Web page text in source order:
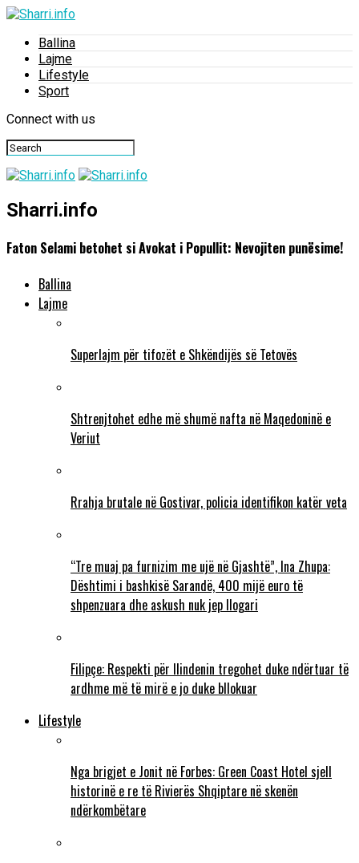
Ballina
Lajme
Lifestyle
Sport
Connect with us
Sharri.info
Faton Selami betohet si Avokat i Popullit: Nevojiten punësime!
Ballina
Lajme
Superlajm për tifozët e Shkëndijës së Tetovës
Shtrenjtohet edhe më shumë nafta në Maqedoninë e
Veriut
Rrahja brutale në Gostivar, policia identifikon katër veta
“Tre muaj pa furnizim me ujë në Gjashtë”, Ina Zhupa:
Dështimi i bashkisë Sarandë, 400 mijë euro të
shpenzuara dhe askush nuk jep llogari
Filipçe: Respekti për Ilindenin tregohet duke ndërtuar të
ardhme më të mirë e jo duke bllokuar
Lifestyle
Nga brigjet e Jonit në Forbes: Green Coast Hotel sjell
historinë e re të Rivierës Shqiptare në skenën
ndërkombëtare